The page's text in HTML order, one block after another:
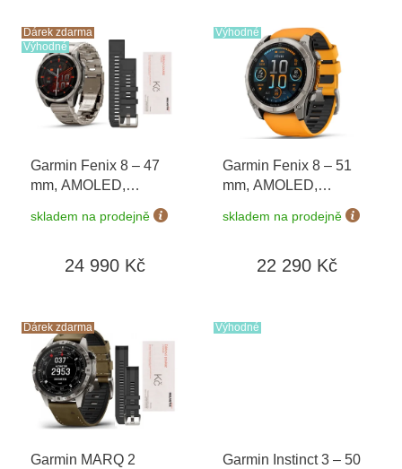
Dárek zdarma
Výhodné
Garmin Fenix 8 – 47
mm, AMOLED,
010-02904-40 +
dárkový poukaz v
Voucher
skladem na prodejně
24 990 Kč
Výhodné
Garmin Fenix 8 – 51
mm, AMOLED,
Sapphire, Titanium s
Orange/Graphite 010-
skladem na prodejně
22 290 Kč
Dárek zdarma
Garmin MARQ 2
Výhodné
Garmin Instinct 3 – 50